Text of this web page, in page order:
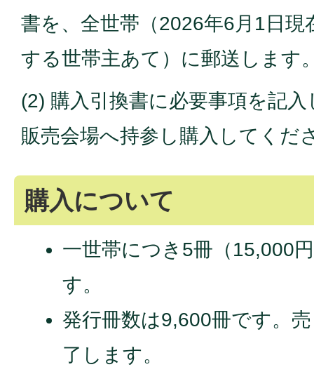
書を、全世帯（2026年6月1日現
する世帯主あて）に郵送します
(2) 購入引換書に必要事項を記
販売会場へ持参し購入してくだ
購入について
一世帯につき5冊（15,000
す。
発行冊数は9,600冊です。
了します。